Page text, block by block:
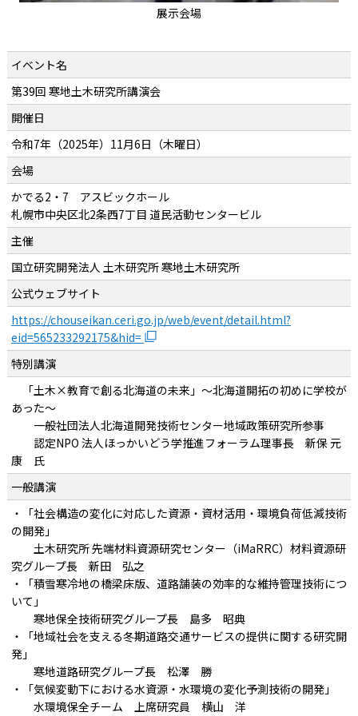
展示会場
イベント名
第39回 寒地土木研究所講演会
開催日
令和7年（2025年）11月6日（木曜日）
会場
かでる2・7 アスビックホール
札幌市中央区北2条西7丁目 道民活動センタービル
主催
国立研究開発法人 土木研究所 寒地土木研究所
公式ウェブサイト
https://chouseikan.ceri.go.jp/web/event/detail.html?
eid=565233292175&hid=
特別講演
「土木×教育で創る北海道の未来」～北海道開拓の初めに学校が
あった～
一般社団法人北海道開発技術センター地域政策研究所参事
認定NPO 法人ほっかいどう学推進フォーラム理事長 新保 元
康 氏
一般講演
・「社会構造の変化に対応した資源・資材活用・環境負荷低減技術
の開発」
土木研究所 先端材料資源研究センター（iMaRRC）材料資源研
究グループ長 新田 弘之
・「積雪寒冷地の橋梁床版、道路舗装の効率的な維持管理技術につ
いて」
寒地保全技術研究グループ長 島多 昭典
・「地域社会を支える冬期道路交通サービスの提供に関する研究開
発」
寒地道路研究グループ長 松澤 勝
・「気候変動下における水資源・水環境の変化予測技術の開発」
水環境保全チーム 上席研究員 横山 洋